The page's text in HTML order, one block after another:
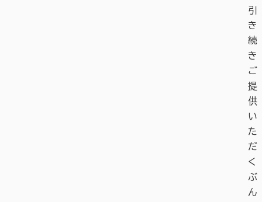
引
き
続
き
ご
提
供
い
た
だ
く
ぶ
ん